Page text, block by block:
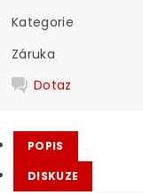
Kategorie
Záruka
Dotaz
POPIS
DISKUZE